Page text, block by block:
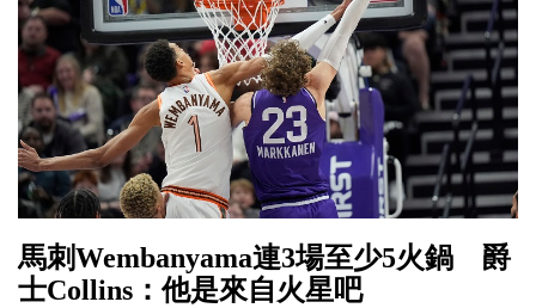
馬刺Wembanyama連3場至少5火鍋 爵
士Collins：他是來自火星吧